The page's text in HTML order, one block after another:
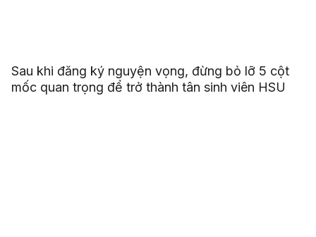
Sau khi đăng ký nguyện vọng, đừng bỏ lỡ 5 cột
mốc quan trọng để trở thành tân sinh viên HSU